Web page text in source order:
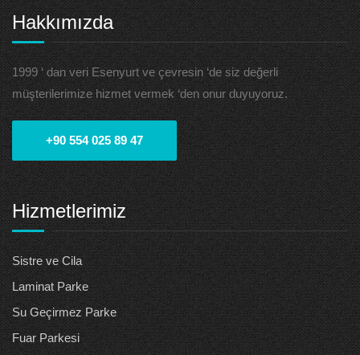
Hakkımızda
1999 ‘ dan veri Esenyurt ve çevresin ‘de siz değerli
müşterilerimize hizmet vermek ‘den onur duyuyoruz.
+90 554 025 89 47
Hizmetlerimiz
Sistre ve Cila
Laminat Parke
Su Geçirmez Parke
Fuar Parkesi